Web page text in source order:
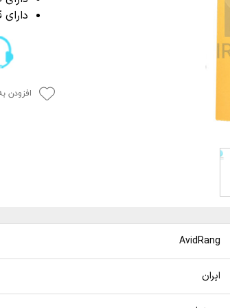
از بین برنده
کاور
کاور
کن
چندمنظوره
دیتیلینگ خودرو
افزودن
AvidRang
ایران